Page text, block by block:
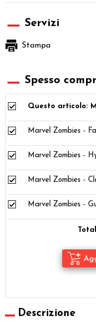
Servizi
Stampa
Spesso
Questo articolo:
Marvel Zombies -
Marvel Zombies -
Marvel Zombies -
Marvel Zombies -
Descrizione